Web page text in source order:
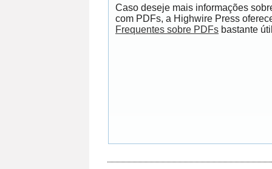
Caso deseje mais informações
com PDFs, a Highwire Press
Frequentes sobre PDFs bastante